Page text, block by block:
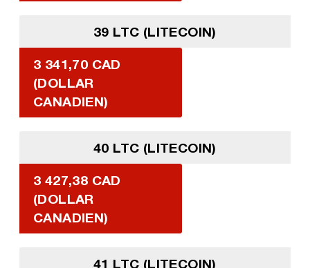
39 LTC (LITECOIN)
3 341,70 CAD
(DOLLAR
CANADIEN)
40 LTC (LITECOIN)
3 427,38 CAD
(DOLLAR
CANADIEN)
41 LTC (LITECOIN)